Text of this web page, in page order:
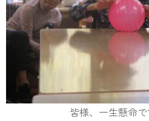
皆様、一生懸命